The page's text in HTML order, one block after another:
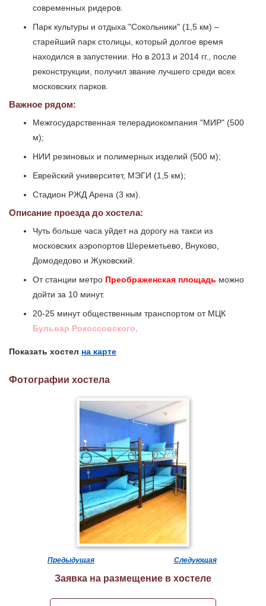
современных ридеров.
Парк культуры и отдыха "Сокольники" (1,5 км) –
старейший парк столицы, который долгое время
находился в запустении. Но в 2013 и 2014 гг., после
реконструкции, получил звание лучшего среди всех
московских парков.
Важное рядом:
Межгосударственная телерадиокомпания "МИР" (500
м);
НИИ резиновых и полимерных изделий (500 м);
Еврейский университет, МЭГИ (1,5 км);
Стадион РЖД Арена (3 км).
Описание проезда до хостела:
Чуть больше часа уйдет на дорогу на такси из
московских аэропортов Шереметьево, Внуково,
Домодедово и Жуковский.
От станции метро Преображенская площадь можно
дойти за 10 минут.
20-25 минут общественным транспортом от МЦК
Бульвар Рокоссовского.
Показать хостел на карте
Фотографии хостела
Предыдущая Следующая
Заявка на размещение в хостеле